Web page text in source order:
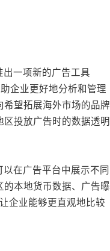
一项新的广告工具
企业更好地分析和管理
希望拓展海外市场的品牌
投放广告时的数据透明
在广告平台中展示不同
本地货币数据、广告曝
企业能够更直观地比较